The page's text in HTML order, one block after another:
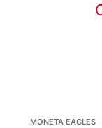
MONETA EAGLES